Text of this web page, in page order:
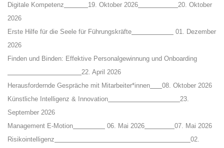
Digitale Kompetenz
19. Oktober 2026
20. Oktober
2026
Erste Hilfe für die Seele für Führungskräfte
01. Dezember
2026
Finden und Binden: Effektive Personalgewinnung und Onboarding
22. April 2026
Herausfordernde Gespräche mit Mitarbeiter*innen
08. Oktober 2026
Künstliche Intelligenz & Innovation
23.
September 2026
Management E-Motion
06. Mai 2026
07. Mai 2026
Risikointelligenz
02.